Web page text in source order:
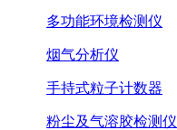
多功能环境检测仪
烟气分析仪
手持式粒子计数器
粉尘及气溶胶检测仪